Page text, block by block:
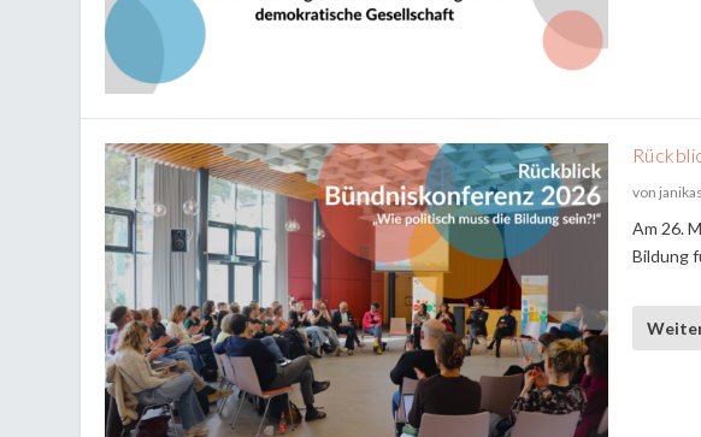
von
Am 26.
Bildung